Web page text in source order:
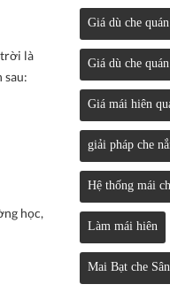
trời là
sau:
học,
Giá dù che
Giá dù che
Giá mái hiên
giải pháp che
Hệ thống mái
Làm mái hiên
Mai Bạt che